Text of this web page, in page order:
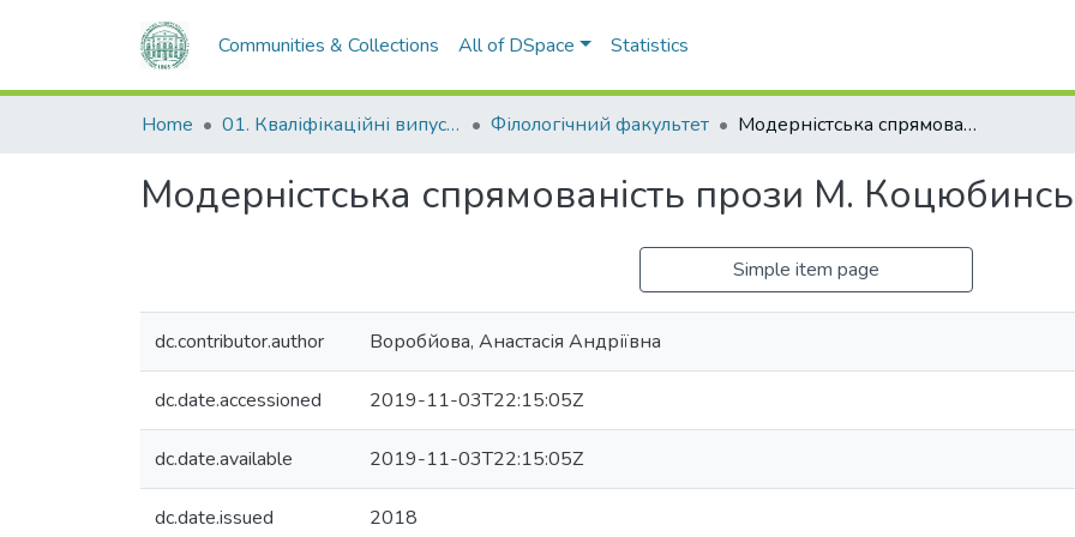
Communities & Collections All of DSpace Statistics
Home 01. Кваліфікаційні випускні роботи здобувачів вищої освіти Філологічний факультет Модерністська спрямованість прози М. Коцюбинського
Модерністська спрямованість прози М.
Simple item page
dc.contributor.author Воробйова, Анастасія Андріївна
dc.date.accessioned 2019-11-03T22:15:05Z
dc.date.available 2019-11-03T22:15:05Z
dc.date.issued 2018